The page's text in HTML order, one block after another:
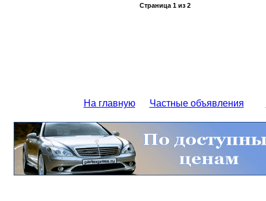
Страница 1из 2
На главную Частные объявления